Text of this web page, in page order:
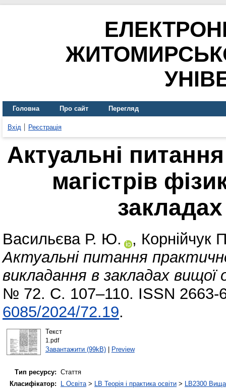
Головна Про сайт Перегляд
Вхід Реєстрація
Актуальні
магістрів
Васильєва Р. Ю. , Корнійчук
Актуальні питання
викладання в закладах вищої
№ 72. С. 107–110. ISSN 2663-
6085/2024/72.19.
Текст
1.pdf
Завантажити (99kB)| Preview
Тип ресурсу: Стаття
Класифікатор:
L Освіта> LB Теорія і практика освіти > LB2300 Вища